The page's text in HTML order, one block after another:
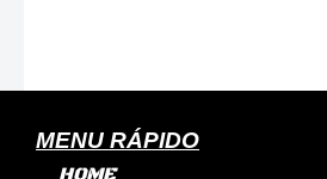
MENU RÁPIDO